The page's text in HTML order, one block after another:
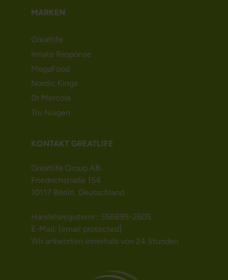
MARKEN
Greatlife
Innate Response
MegaFood
Nordic Kings
Dr Mercola
Tru Niagen
KONTAKT GREATLIFE
Greatlife Group AB
Friedrichstraße 154
10117 Berlin, Deutschland
Handelsregisternr.: 556899-2605
E-Mail: [email protected]
Wir antworten innerhalb von 24 Stunden